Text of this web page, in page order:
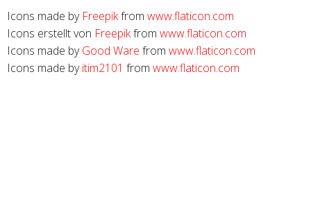
Icons made by Freepikfrom www.flaticon.com
Icons erstellt von Freepikfrom www.flaticon.com
Icons made byGood Ware from www.flaticon.com
Icons made byitim2101 from www.flaticon.com